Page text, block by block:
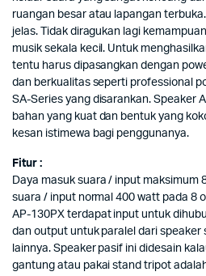
ruangan besar atau lapangan
jelas. Tidak diragukan lagi
musik sekala kecil. Untuk
tentu harus dipasangkan dengan
dan berkualitas seperti professional
SA-Series yang disarankan. Speaker
bahan yang kuat dan bentuk yang
kesan istimewa bagi penggunanya.
Fitur :
Daya masuk suara / input maksimum
suara / input normal 400 watt pada 8
AP-130PX terdapat input untuk
dan output untuk paralel dari speaker
lainnya. Speaker pasif ini didesain
gantung atau pakai stand tripot